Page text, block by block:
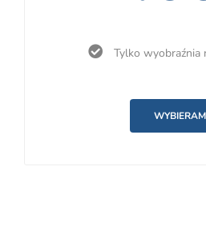
Tylko wyobraźnia
WYBIERAM